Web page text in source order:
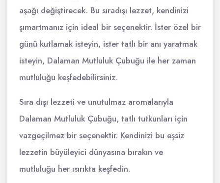
aşağı değiştirecek. Bu sıradışı lezzet, kendinizi
şımartmanız için ideal bir seçenektir. İster özel bir
günü kutlamak isteyin, ister tatlı bir anı yaratmak
isteyin, Dalaman Mutluluk Çubuğu ile her zaman
mutluluğu keşfedebilirsiniz.
Sıra dışı lezzeti ve unutulmaz aromalarıyla
Dalaman Mutluluk Çubuğu, tatlı tutkunları için
vazgeçilmez bir seçenektir. Kendinizi bu eşsiz
lezzetin büyüleyici dünyasına bırakın ve
mutluluğu her ısırıkta keşfedin.